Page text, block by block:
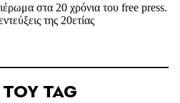
στα 20 χρόνια του free press.
της 20ετίας
TAG